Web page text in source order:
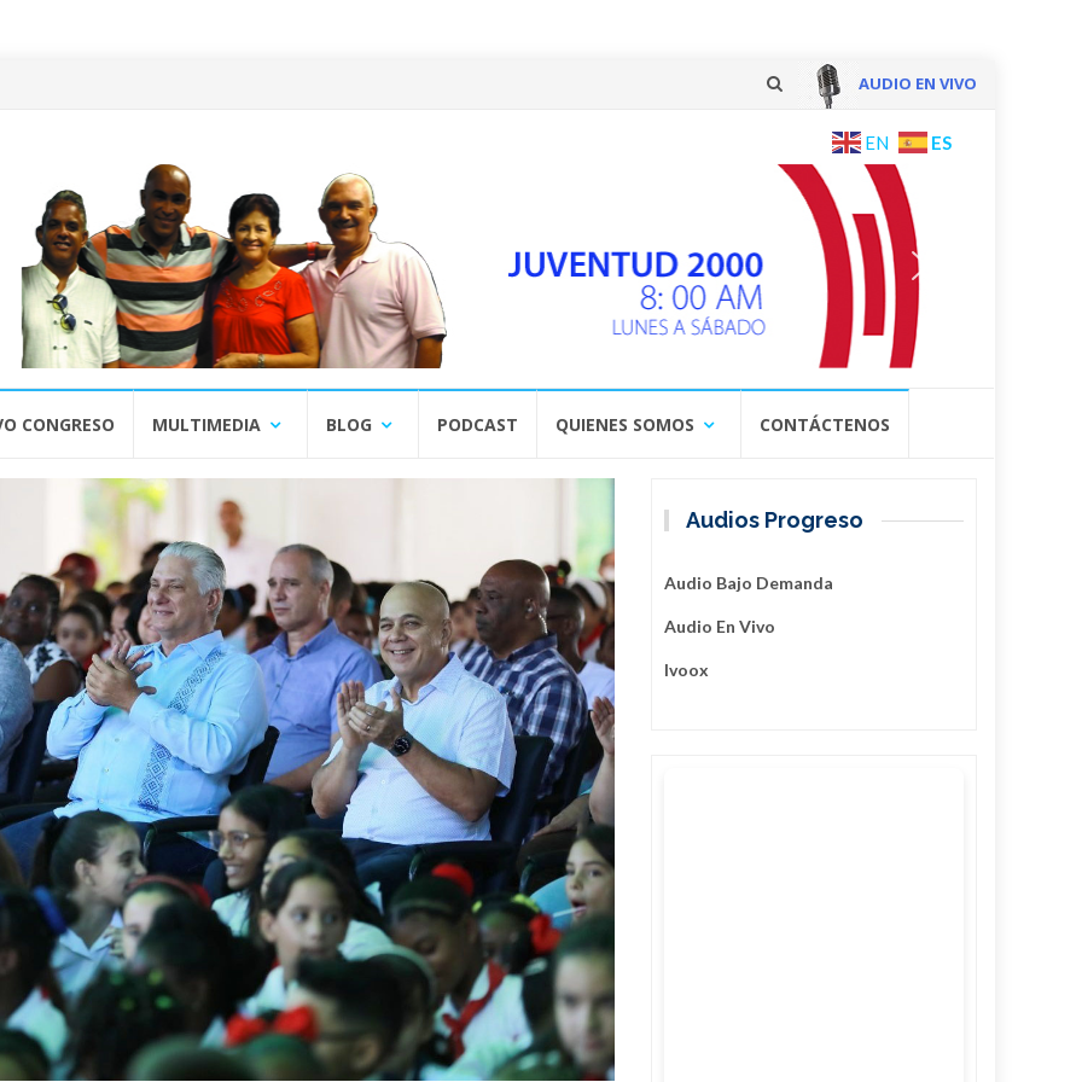
AUDIO EN VIVO
content
EN ES
CONGRESO MULTIMEDIA BLOG PODCAST QUIENES SOMOS CONTÁCTENOS
Audios Progreso
Audio Bajo Demanda
Audio En Vivo
Ivoox